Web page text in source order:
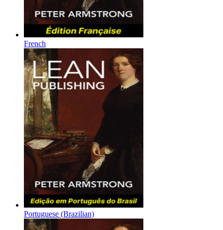
French
Portuguese (Brazilian)